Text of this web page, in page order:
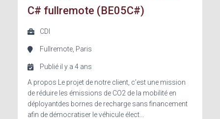
C# fullremote (BE05C#)
CDI
Fullremote, Paris
Publié il y a 4 ans
A propos Le projet de notre client, c’est une mission
de réduire les émissions de CO2 de la mobilité en
déployantdes bornes de recharge sans financement
afin de démocratiser le véhicule élect...